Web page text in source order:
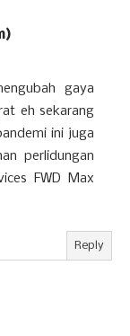
gaya
eh sekarang
ini juga
perlidungan
FWD Max
Reply